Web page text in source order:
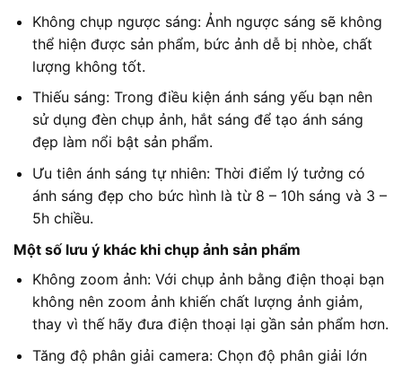
Không chụp ngược sáng: Ảnh ngược sáng sẽ không
thể hiện được sản phẩm, bức ảnh dễ bị nhòe, chất
lượng không tốt.
Thiếu sáng: Trong điều kiện ánh sáng yếu bạn nên
sử dụng đèn chụp ảnh, hắt sáng để tạo ánh sáng
đẹp làm nổi bật sản phẩm.
Ưu tiên ánh sáng tự nhiên: Thời điểm lý tưởng có
ánh sáng đẹp cho bức hình là từ 8 – 10h sáng và 3 –
5h chiều.
Một số lưu ý khác khi chụp ảnh sản phẩm
Không zoom ảnh: Với chụp ảnh bằng điện thoại bạn
không nên zoom ảnh khiến chất lượng ảnh giảm,
thay vì thế hãy đưa điện thoại lại gần sản phẩm hơn.
Tăng độ phân giải camera: Chọn độ phân giải lớn